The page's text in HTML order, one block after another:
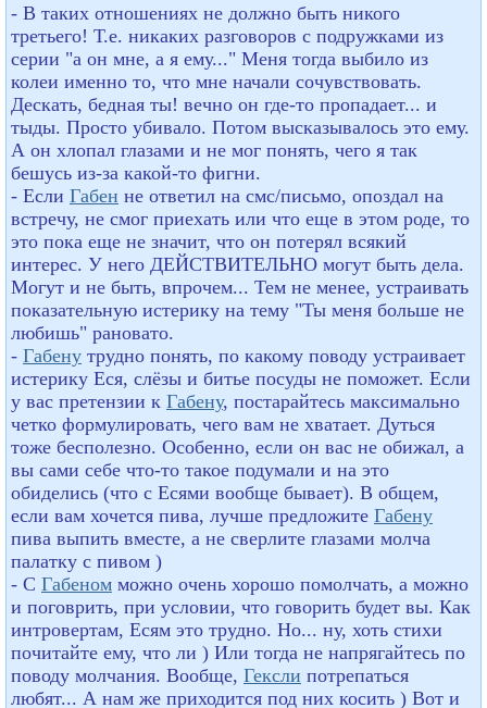
- В таких отношениях не должно быть никого
третьего! Т.е. никаких разговоров с подружками из
серии "а он мне, а я ему..." Меня тогда выбило из
колеи именно то, что мне начали сочувствовать.
Дескать, бедная ты! вечно он где-то пропадает... и
тыды. Просто убивало. Потом высказывалось это ему.
А он хлопал глазами и не мог понять, чего я так
бешусь из-за какой-то фигни.
- Если Габен не ответил на смс/письмо, опоздал на
встречу, не смог приехать или что еще в этом роде, то
это пока еще не значит, что он потерял всякий
интерес. У него ДЕЙСТВИТЕЛЬНО могут быть дела.
Могут и не быть, впрочем... Тем не менее, устраивать
показательную истерику на тему "Ты меня больше не
любишь" рановато.
- Габену трудно понять, по какому поводу устраивает
истерику Еся, слёзы и битье посуды не поможет. Если
у вас претензии к Габену, постарайтесь максимально
четко формулировать, чего вам не хватает. Дуться
тоже бесполезно. Особенно, если он вас не обижал, а
вы сами себе что-то такое подумали и на это
обиделись (что с Есями вообще бывает). В общем,
если вам хочется пива, лучше предложите Габену
пива выпить вместе, а не сверлите глазами молча
палатку с пивом )
- С Габеном можно очень хорошо помолчать, а можно
и поговрить, при условии, что говорить будет вы. Как
интровертам, Есям это трудно. Но... ну, хоть стихи
почитайте ему, что ли ) Или тогда не напрягайтесь по
поводу молчания. Вообще, Гексли потрепаться
любят... А нам же приходится под них косить ) Вот и